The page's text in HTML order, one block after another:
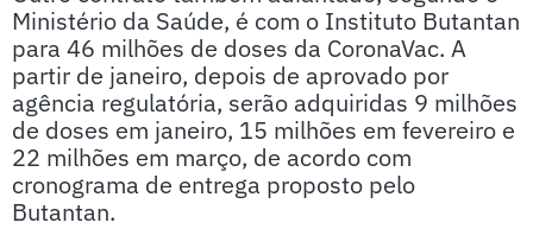
Ministério da Saúde, é com o Instituto Butantan
para 46 milhões de doses da CoronaVac. A
partir de janeiro, depois de aprovado por
agência regulatória, serão adquiridas 9 milhões
de doses em janeiro, 15 milhões em fevereiro e
22 milhões em março, de acordo com
cronograma de entrega proposto pelo
Butantan.